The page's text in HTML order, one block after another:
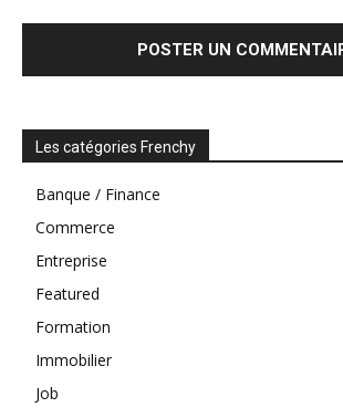
Les catégories Frenchy
Banque / Finance
Commerce
Entreprise
Featured
Formation
Immobilier
Job